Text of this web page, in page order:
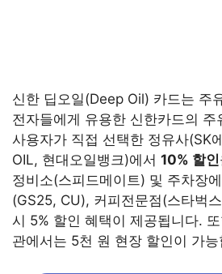
신한 딥오일(Deep Oil) 카드는 주
전자들에게 유용한 신한카드의 주
사용자가 직접 선택한 정유사(SK
OIL, 현대오일뱅크)에서 10% 할인
정비소(스피드메이트) 및 주차장
(GS25, CU), 커피전문점(스타벅
시 5% 할인 혜택이 제공됩니다.
관에서는 5천 원 현장 할인이 가능